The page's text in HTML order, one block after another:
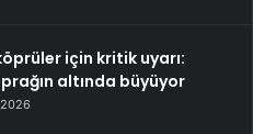
için kritik uyarı:
altında büyüyor